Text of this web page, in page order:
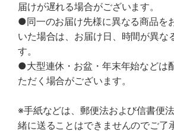
届けが遅れる場合がございます。
●同一のお届け先様に異なる商品を
いた場合は、お届け日、時間が異な
す。
●大型連休・お盆・年末年始などは
ただく場合がございます。
※手紙などは、郵便法および信書便
緒に送ることはできませんのでご了